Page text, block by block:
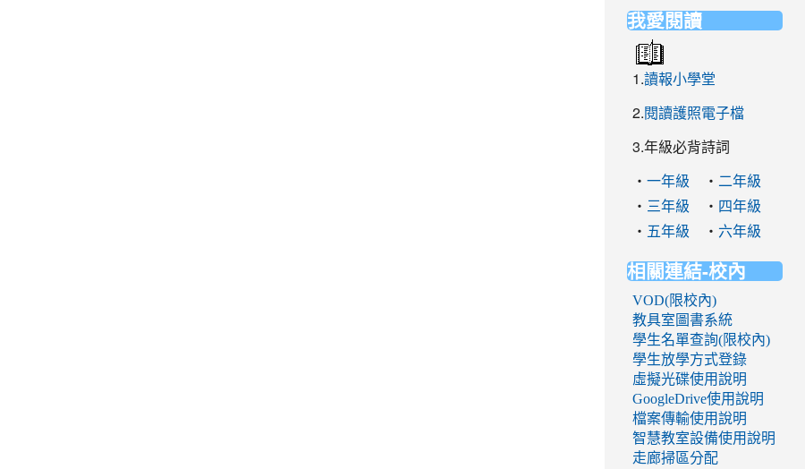
我愛閱讀
1.讀報小學堂
2.閱讀護照電子檔
3.年級必背詩詞
‧ 一年級 ‧ 二年級
‧ 三年級 ‧ 四年級
‧ 五年級 ‧ 六年級
相關連結-校內
VOD(限校內)
教具室圖書系統
學生名單查詢(限校內)
學生放學方式登錄
虛擬光碟使用說明
GoogleDrive使用說明
檔案傳輸使用說明
智慧教室設備使用說明
走廊掃區分配